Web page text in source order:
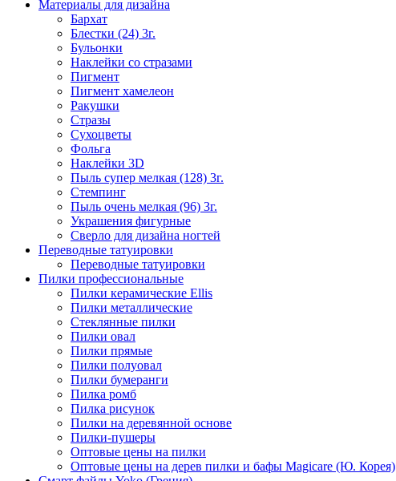
Материалы для дизайна
Бархат
Блестки (24) 3г.
Бульонки
Наклейки со стразами
Пигмент
Пигмент хамелеон
Ракушки
Стразы
Сухоцветы
Фольга
Наклейки 3D
Пыль супер мелкая (128) 3г.
Стемпинг
Пыль очень мелкая (96) 3г.
Украшения фигурные
Сверло для дизайна ногтей
Переводные татуировки
Переводные татуировки
Пилки профессиональные
Пилки керамические Ellis
Пилки металлические
Стеклянные пилки
Пилки овал
Пилки прямые
Пилки полуовал
Пилки бумеранги
Пилка ромб
Пилка рисунок
Пилки на деревянной основе
Пилки-пушеры
Оптовые цены на пилки
Оптовые цены на дерев пилки и бафы Magicare (Ю. Корея)